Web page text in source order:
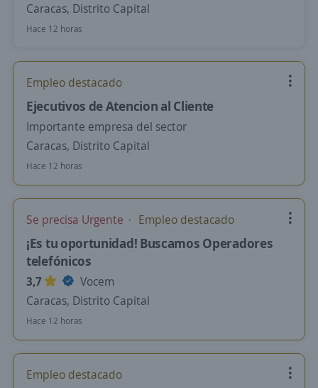
Caracas, Distrito Capital
Hace 12 horas
Empleo destacado
Ejecutivos de Atencion al Cliente
Importante empresa del sector
Caracas, Distrito Capital
Hace 12 horas
Se precisa Urgente Empleo destacado
¡Es tu oportunidad! Buscamos Operadores
telefónicos
3,7
Vocem
Caracas, Distrito Capital
Hace 12 horas
Empleo destacado